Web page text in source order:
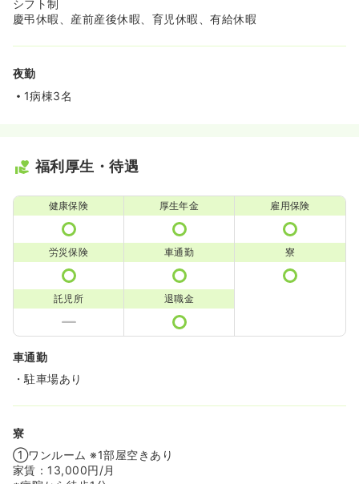
シフト制
慶弔休暇、産前産後休暇、育児休暇、有給休暇
夜勤
1病棟3名
福利厚生・待遇
健康保険 厚生年金 雇用保険
労災保険 車通勤 寮
託児所 退職金
車通勤
・駐車場あり
寮
①ワンルーム ※1部屋空きあり
家賃：13,000円/月